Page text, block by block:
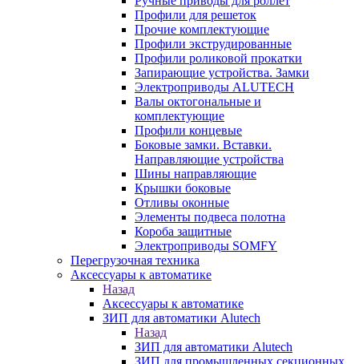
Профили для решеток
Прочие комплектующие
Профили экструдированные
Профили роликовой прокатки
Запирающие устройства. Замки
Электроприводы ALUTECH
Валы октогональные и
комплектующие
Профили концевые
Боковые замки. Вставки.
Направляющие устройства
Шины направляющие
Крышки боковые
Отливы оконные
Элементы подвеса полотна
Короба защитные
Электроприводы SOMFY
Перегрузочная техника
Аксессуары к автоматике
Назад
Аксессуары к автоматике
ЗИП для автоматики Alutech
Назад
ЗИП для автоматики Alutech
ЗИП для промышленных секционных